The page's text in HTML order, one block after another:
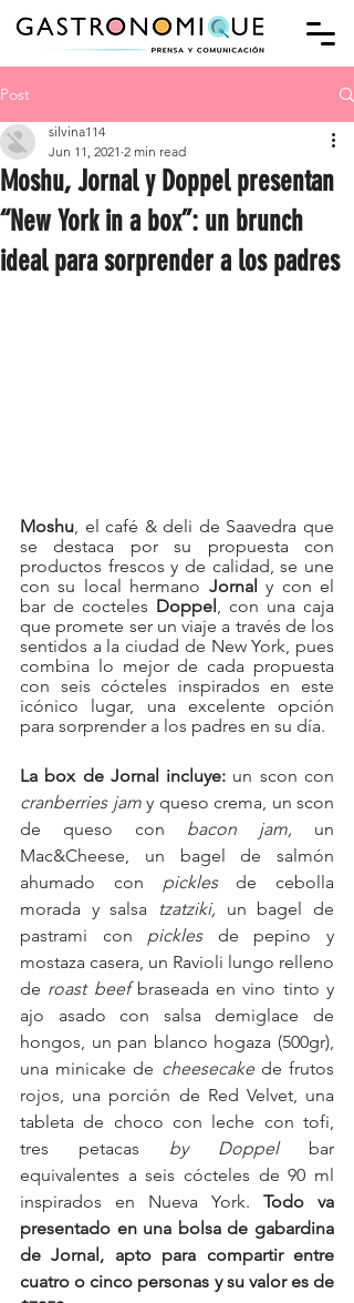
Post
Moshu, Jornal y Doppel presentan
“New York in a box”: un brunch
ideal para sorprender a los padres
silvina114
Jun 11, 2021 2 min read
Moshu, el café & deli de Saavedra que
se destaca por su propuesta con
productos frescos y de calidad, se une
con su local hermano Jornal y con el
bar de cocteles Doppel, con una caja
que promete ser un viaje a través de los
sentidos a la ciudad de New York, pues
combina lo mejor de cada propuesta
con seis cócteles inspirados en este
icónico lugar, una excelente opción
para sorprender a los padres en su día.
La box de Jornal incluye:
cranberries jam y queso crema, un scon
de queso con bacon jam, un
Mac&Cheese, un bagel de salmón
ahumado con pickles de cebolla
morada y salsa
tzatziki, un bagel de
pastrami con pickles de pepino y
mostaza casera, un Ravioli lungo relleno
de roast beef braseada en vino tinto y
ajo asado con salsa demiglace de
hongos, un pan blanco hogaza (500gr),
una minicake de cheesecake de frutos
rojos, una porción de Red Velvet, una
tableta de choco con leche con tofi,
tres petacas by Doppel bar
equivalentes a seis cócteles de 90 ml
inspirados en Nueva York. Todo va
presentado en una bolsa de gabardina
de Jornal, apto para compartir entre
cuatro o cinco personas y su valor es de